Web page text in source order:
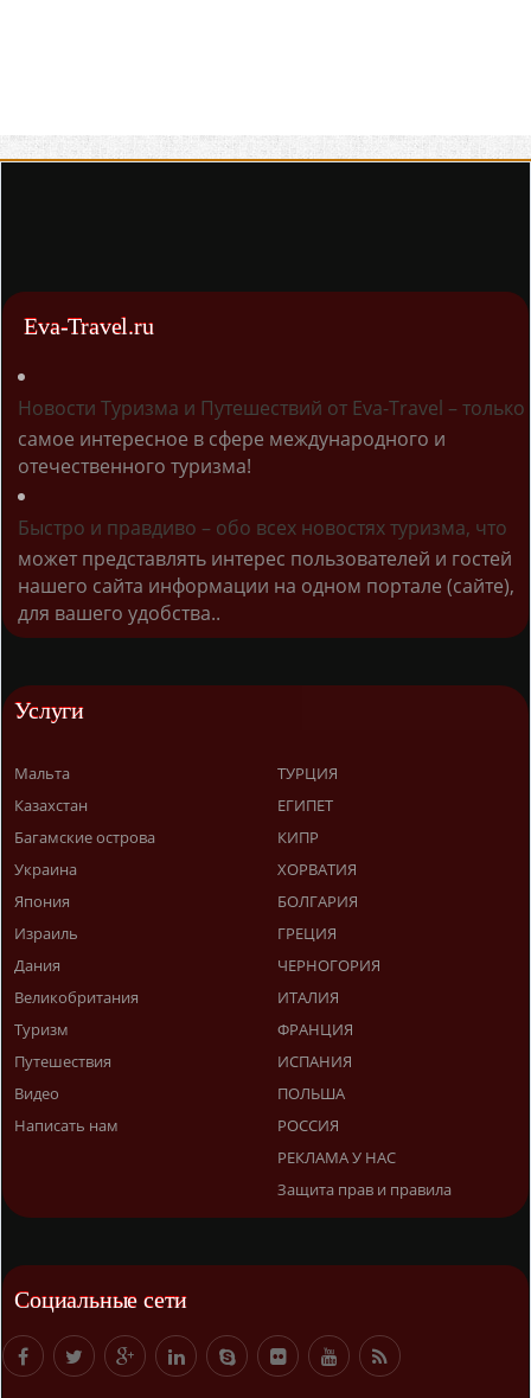
Eva-Travel.ru
Новости Туризма и Путешествий от Eva-Travel – только
самое интересное в сфере международного и
отечественного туризма!
Быстро и правдиво – обо всех новостях туризма, что
может представлять интерес пользователей и гостей
нашего сайта информации на одном портале (сайте),
для вашего удобства..
Услуги
Мальта
Казахстан
Багамские острова
Украина
Япония
Израиль
Дания
Великобритания
Туризм
Путешествия
Видео
Написать нам
ТУРЦИЯ
ЕГИПЕТ
КИПР
ХОРВАТИЯ
БОЛГАРИЯ
ГРЕЦИЯ
ЧЕРНОГОРИЯ
ИТАЛИЯ
ФРАНЦИЯ
ИСПАНИЯ
ПОЛЬША
РОССИЯ
РЕКЛАМА У НАС
Защита прав и правила
Социальные сети